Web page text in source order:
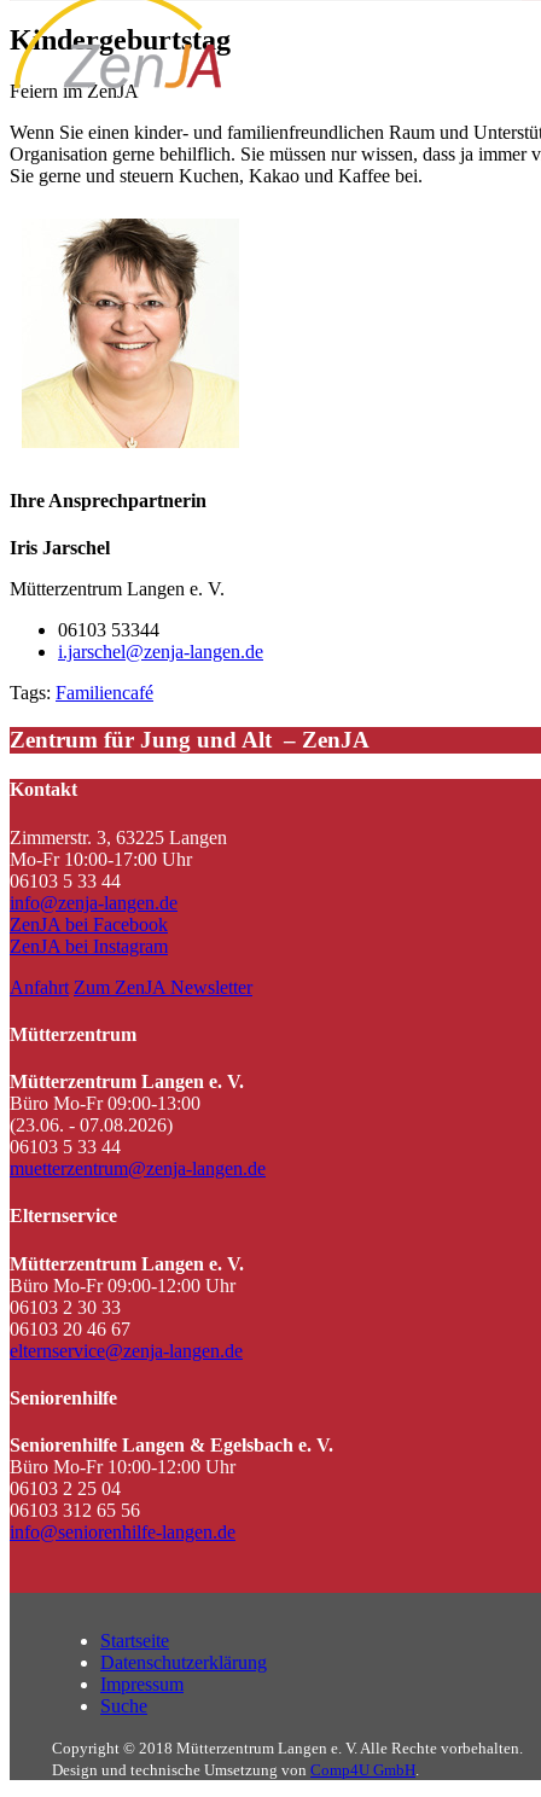
Kindergeburtstag
Feiern im ZenJA
Wenn Sie einen kinder- und familienfreundlichen Raum und
Organisation gerne behilflich. Sie müssen nur wissen, dass ja
Sie gerne und steuern Kuchen, Kakao und Kaffee bei.
Ihre Ansprechpartnerin
Iris Jarschel
Mütterzentrum Langen e. V.
06103 53344
i.jarschel@zenja-langen.de
Tags: Familiencafé
Zentrum für Jung und Alt – ZenJA
Kontakt
Zimmerstr. 3, 63225 Langen
Mo-Fr 10:00-17:00 Uhr
06103 5 33 44
info@zenja-langen.de
ZenJA bei Facebook
ZenJA bei Instagram
Anfahrt Zum ZenJA Newsletter
Mütterzentrum
Mütterzentrum Langen e. V.
Büro Mo-Fr 09:00-13:00
(23.06. - 07.08.2026)
06103 5 33 44
muetterzentrum@zenja-langen.de
Elternservice
Mütterzentrum Langen e. V.
Büro Mo-Fr 09:00-12:00 Uhr
06103 2 30 33
06103 20 46 67
elternservice@zenja-langen.de
Seniorenhilfe
Seniorenhilfe Langen & Egelsbach e. V.
Büro Mo-Fr 10:00-12:00 Uhr
06103 2 25 04
06103 312 65 56
info@seniorenhilfe-langen.de
Startseite
Datenschutzerklärung
Impressum
Suche
Copyright © 2018 Mütterzentrum Langen e. V. Alle Rechte vorbehalten.
Design und technische Umsetzung von Comp4U GmbH.